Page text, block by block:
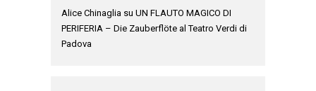
Alice Chinaglia su UN FLAUTO MAGICO DI
PERIFERIA – Die Zauberflöte al Teatro Verdi di
Padova